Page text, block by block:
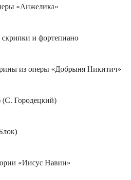
«Анжелика»
скрипки и фортепиано
из оперы «Добрыня Никитич»
(С. Городецкий)
«Иисус Навин»